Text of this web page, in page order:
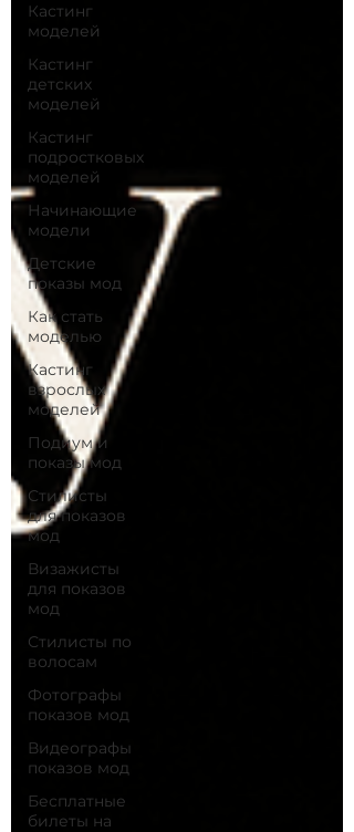
Кастинг
моделей
Кастинг
детских
моделей
Кастинг
подростковых
моделей
Начинающие
модели
Детские
показы мод
Как стать
моделью
Кастинг
взрослых
моделей
Подиум и
показы мод
Стилисты
для показов
мод
Визажисты
для показов
мод
Стилисты по
волосам
Фотографы
показов мод
Видеографы
показов мод
Бесплатные
билеты на